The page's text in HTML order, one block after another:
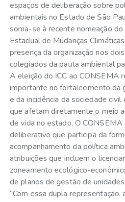
espaços de deliberação sobre
ambientais no Estado de São
soma-se à recente nomeação do
Estadual de Mudanças
presença da organização nos
colegiados da pauta ambiental
A eleição do ICC ao CONSEMA
importante no fortalecimento da
e da incidência da sociedade
que afetam diretamente o meio
de vida no estado. O
deliberativo que participa da
acompanhamento da política
atribuições que incluem o
zoneamento ecológico-
de planos de gestão de
“Com essa dupla representação,